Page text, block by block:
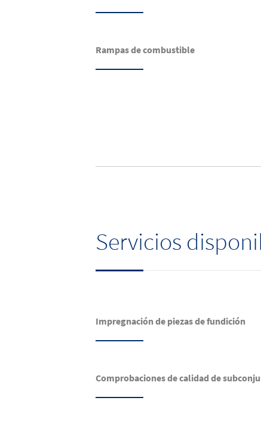
Rampas de combustible
Servicios
Impregnación de piezas de fundición
Comprobaciones de calidad de